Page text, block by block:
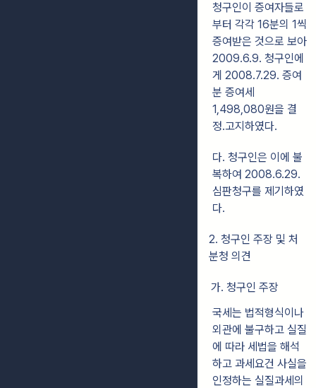
청구인이 증여자들로
부터 각각 16분의 1씩
증여받은 것으로 보아
2009.6.9. 청구인에
게 2008.7.29. 증여
분 증여세
1,498,080원을 결
정․고지하였다.
다. 청구인은 이에 불
복하여 2008.6.29.
심판청구를 제기하였
다.
2. 청구인 주장 및 처
분청 의견
가. 청구인 주장
국세는 법적형식이나
외관에 불구하고 실질
에 따라 세법을 해석
하고 과세요건 사실을
인정하는 실질과세의